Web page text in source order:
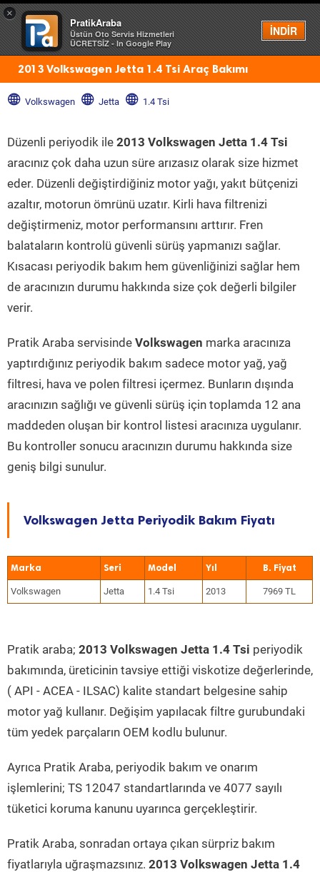
×
PratikAraba
Üstün Oto Servis Hizmetleri
ÜCRETSİZ - In Google Play
İNDİR
Menü
2013 Volkswagen Jetta 1.4 Tsi Araç Bakımı
Volkswagen Jetta 1.4 Tsi
Düzenli periyodik ile 2013 Volkswagen Jetta 1.4 Tsi
aracınız çok daha uzun süre arızasız olarak size hizmet
eder. Düzenli değiştirdiğiniz motor yağı, yakıt bütçenizi
azaltır, motorun ömrünü uzatır. Kirli hava filtrenizi
değiştirmeniz, motor performansını arttırır. Fren
balataların kontrolü güvenli sürüş yapmanızı sağlar.
Kısacası periyodik bakım hem güvenliğinizi sağlar hem
de aracınızın durumu hakkında size çok değerli bilgiler
verir.
Pratik Araba servisinde Volkswagen marka aracınıza
yaptırdığınız periyodik bakım sadece motor yağ, yağ
filtresi, hava ve polen filtresi içermez. Bunların dışında
aracınızın sağlığı ve güvenli sürüş için toplamda 12 ana
maddeden oluşan bir kontrol listesi aracınıza uygulanır.
Bu kontroller sonucu aracınızın durumu hakkında size
geniş bilgi sunulur.
Volkswagen Jetta Periyodik Bakım Fiyatı
Marka Seri Model Yıl
Volkswagen Jetta 1.4 Tsi 2013 7969 TL
Pratik araba; 2013 Volkswagen Jetta 1.4 Tsi periyodik
bakımında, üreticinin tavsiye ettiği viskotize değerlerinde,
( API - ACEA - ILSAC) kalite standart belgesine sahip
motor yağ kullanır. Değişim yapılacak filtre gurubundaki
tüm yedek parçaların OEM kodlu bulunur.
Ayrıca Pratik Araba, periyodik bakım ve onarım
işlemlerini; TS 12047 standartlarında ve 4077 sayılı
tüketici koruma kanunu uyarınca gerçekleştirir.
Pratik Araba, sonradan ortaya çıkan sürpriz bakım
fiyatlarıyla uğraşmazsınız. 2013 Volkswagen Jetta 1.4